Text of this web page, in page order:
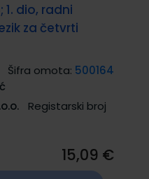
1. dio, radni
za četvrti
Šifra omota: 500164
Registarski broj
15,09 €